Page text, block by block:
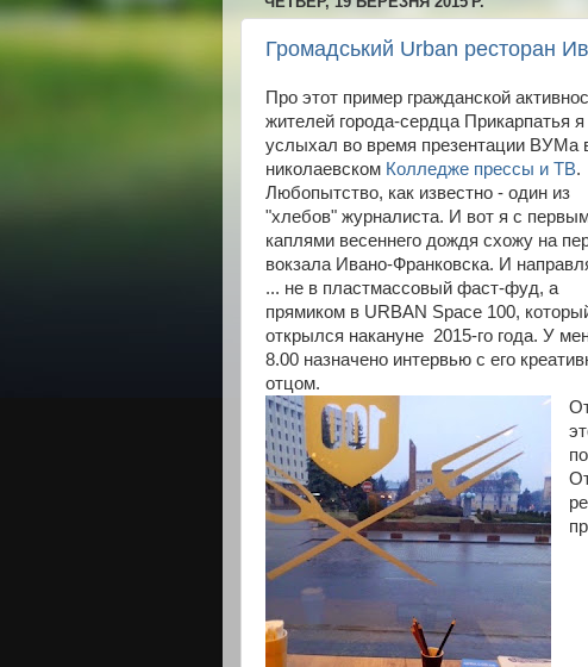
Громадський Urban ресторан
Про этот пример гражданской
жителей города-сердца Прикарпатья я
услыхал во время презентации ВУМа
николаевском Колледже прессы и ТВ.
Любопытство, как известно - один из
"хлебов" журналиста. И вот я с
каплями весеннего дождя схожу на
вокзала Ивано-Франковска. И
... не в пластмассовый фаст-фуд, а
прямиком в URBAN Space 100,
открылся накануне 2015-го года. У
8.00 назначено интервью с его
отцом.